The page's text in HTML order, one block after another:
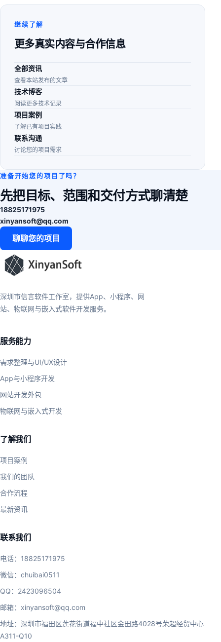
继续了解
更多真实内容与合作信息
全部资讯
查看本站发布的文章
技术博客
阅读更多技术记录
项目案例
了解已有项目实践
联系沟通
讨论您的项目需求
准备开始您的项目了吗？
先把目标、范围和交付方式聊清楚
18825171975
xinyansoft@qq.com
聊聊您的项目
深圳市信言软件工作室，提供App、小程序、网
站、物联网与嵌入式软件开发服务。
服务能力
需求整理与UI/UX设计
App与小程序开发
网站开发外包
物联网与嵌入式开发
了解我们
项目案例
我们的团队
合作流程
最新资讯
联系我们
电话： 18825171975
微信：chuibai0511
QQ：2423096504
邮箱： xinyansoft@qq.com
地址：深圳市福田区莲花街道福中社区金田路4028号荣超经贸中心
A311-Q10